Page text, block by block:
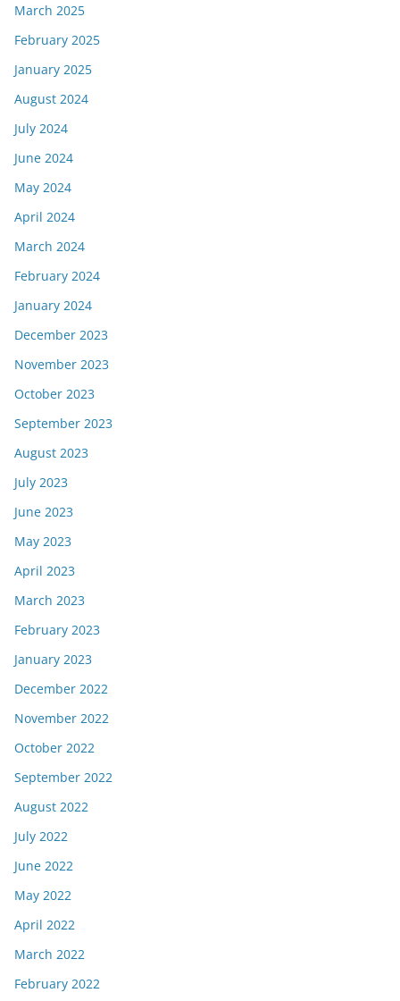
March 2025
February 2025
January 2025
August 2024
July 2024
June 2024
May 2024
April 2024
March 2024
February 2024
January 2024
December 2023
November 2023
October 2023
September 2023
August 2023
July 2023
June 2023
May 2023
April 2023
March 2023
February 2023
January 2023
December 2022
November 2022
October 2022
September 2022
August 2022
July 2022
June 2022
May 2022
April 2022
March 2022
February 2022